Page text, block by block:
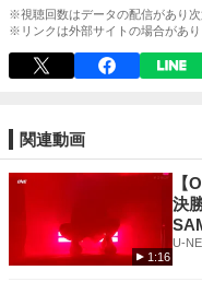
重きを置いています。先生は
どんな小さな動きでも見逃す
い点にまで気を配り、生徒が
す。合気道は、体力や筋力だ
の持ち方や姿勢を学べるよう
忍耐力も養われ、身心ともに
合氣道ひの心 道場【 結。】
道場長 権藤 聡（ごんどう さ
※視聴回数はデータの配信があり次
※リンクは外部サイトの場合があり
関連動画
1:16
【
決
U-